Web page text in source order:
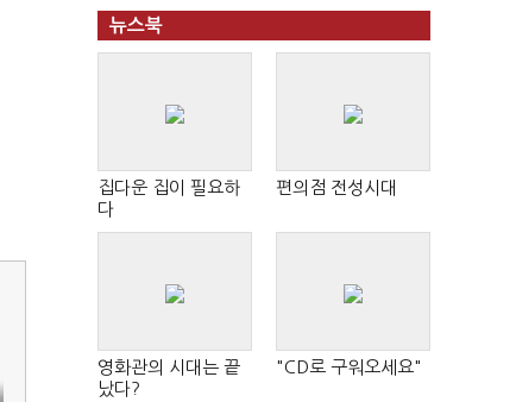
뉴스북
집다운 집이 필요하
다
편의점 전성시대
영화관의 시대는 끝
났다?
"CD로 구워오세요"